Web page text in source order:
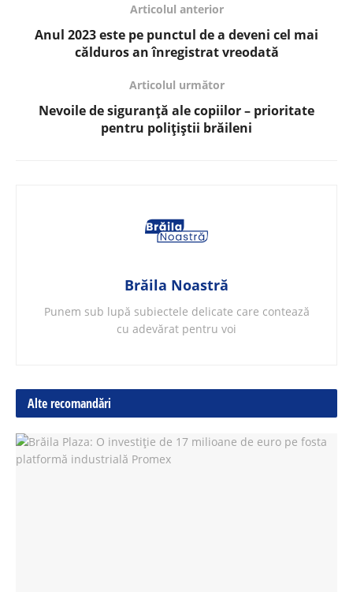
Articolul anterior
Anul 2023 este pe punctul de a deveni cel mai
călduros an înregistrat vreodată
Articolul următor
Nevoile de siguranță ale copiilor – prioritate
pentru polițiștii brăileni
Brăila Noastră
Punem sub lupă subiectele delicate care contează
cu adevărat pentru voi
Alte recomandări